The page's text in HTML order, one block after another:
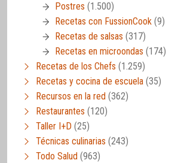
Postres (1.500)
Recetas con FussionCook (9)
Recetas de salsas (317)
Recetas en microondas (174)
Recetas de los Chefs (1.259)
Recetas y cocina de escuela (35)
Recursos en la red (362)
Restaurantes (120)
Taller I+D (25)
Técnicas culinarias (243)
Todo Salud (963)